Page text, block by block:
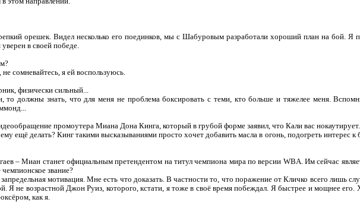
орешек. Видел несколько его поединков, мы с Шабуровым разработали хороший план на бой. Я
в своей победе.
сомневайтесь, я ей воспользуюсь.
физически сильный...
то должны знать, что для меня не проблема боксировать с теми, кто больше и тяжелее меня.
промоутера Миана Дона Кинга, который в грубой форме заявил, что Кали вас нокаутирует.
ещё делать? Кинг такими высказываниями просто хочет добавить масла в огонь, подогреть интерес к
– Миан станет официальным претендентом на титул чемпиона мира по версии WBA. Им сейчас
звание?
мотивация. Мне есть что доказать. В частности то, что поражение от Кличко всего лишь
не возрастной Джон Руиз, которого, кстати, я тоже в своё время побеждал. Я быстрее и мощнее его.
как я.